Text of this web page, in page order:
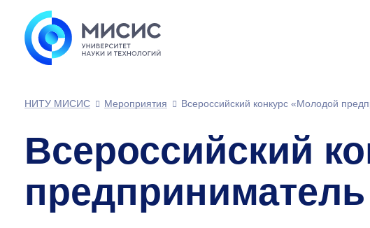
НИТУ МИСИС
Мероприятия Всероссийский конкурс «Молодой
Всероссийский